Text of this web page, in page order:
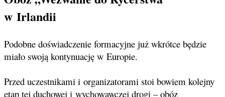
w Irlandii
Podobne doświadczenie formacyjne już wkrótce będzie
miało swoją kontynuację w Europie.
Przed uczestnikami i organizatorami stoi bowiem kolejny
etap tej duchowej i wychowawczej drogi – obóz